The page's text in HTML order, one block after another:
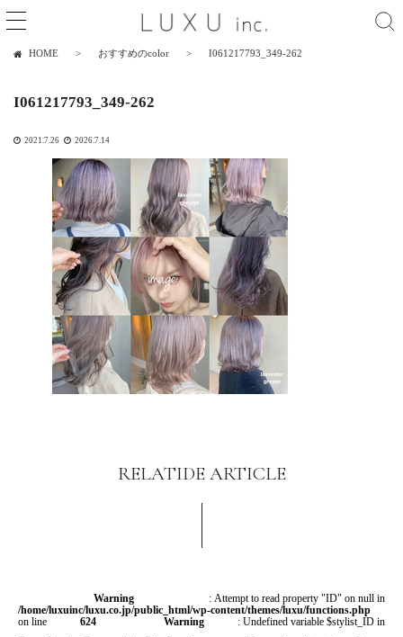
HOME おすすめのcolor I061217793_349-262
I061217793_349-262
2021.7.26 2026.7.14
RELATIDE ARTICLE
Warning
: Attempt to read property "ID" on null in
/home/luxuinc/luxu.co.jp/public_html/wp-content/themes/luxu/functions.php
on line
624 Warning
: Undefined variable $stylist_ID in